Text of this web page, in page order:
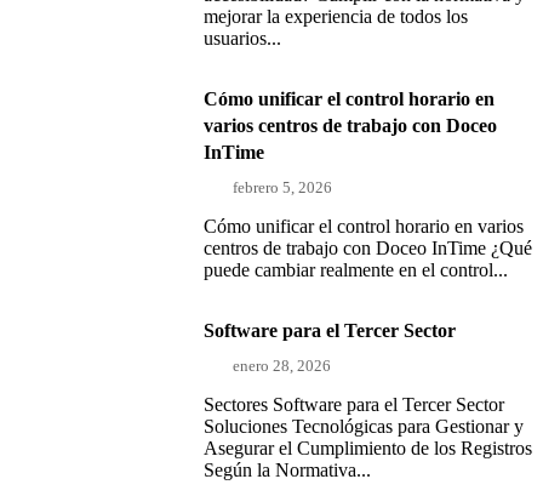
mejorar la experiencia de todos los
usuarios...
Cómo unificar el control horario en
varios centros de trabajo con Doceo
InTime
febrero 5, 2026
Cómo unificar el control horario en varios
centros de trabajo con Doceo InTime ¿Qué
puede cambiar realmente en el control...
Software para el Tercer Sector
enero 28, 2026
Sectores Software para el Tercer Sector
Soluciones Tecnológicas para Gestionar y
Asegurar el Cumplimiento de los Registros
Según la Normativa...